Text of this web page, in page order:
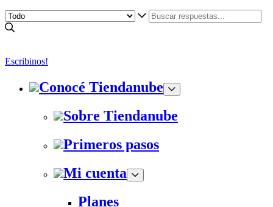
Escribinos!
Conocé Tiendanube
Sobre Tiendanube
Primeros pasos
Mi cuenta
Planes